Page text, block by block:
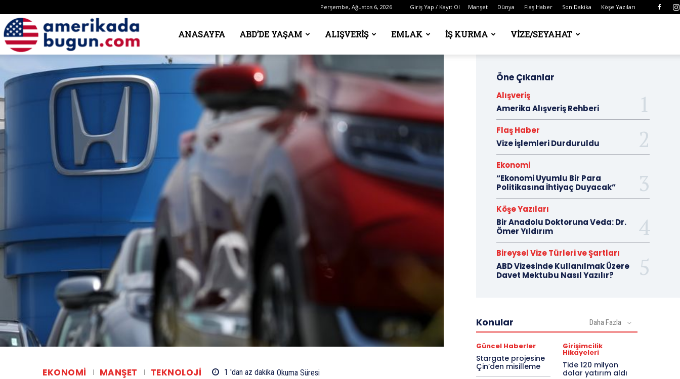
Perşembe, Ağustos 6, 2026 Giriş Yap / Kayıt Ol Manşet Dünya Flaş Haber Son Dakika Köşe Yazıları
Amerika’daANASAYFA ABD’DE YAŞAM ALIŞVERIŞ EMLAK İŞ KURMA VIZE/SEYAHAT
EKONOMI MANŞET TEKNOLOJI 1 'dan az dakika Okuma Süresi
Öne Çıkanlar
Alışveriş
Amerika Alışveriş Rehberi
Flaş Haber
Vize İşlemleri Durduruldu
Ekonomi
“Ekonomi Uyumlu Bir Para
Politikasına İhtiyaç Duyacak”
Köşe Yazıları
Bir Anadolu Doktoruna Veda: Dr.
Ömer Yıldırım
Bireysel Vize Türleri ve Şartları
ABD Vizesinde Kullanılmak Üzere
Davet Mektubu Nasıl Yazılır?
Konular Daha Fazla
Güncel Haberler
Stargate projesine
Çin’den misilleme
Girişimcilik
Hikayeleri
Tide 120 milyon
dolar yatırım aldı